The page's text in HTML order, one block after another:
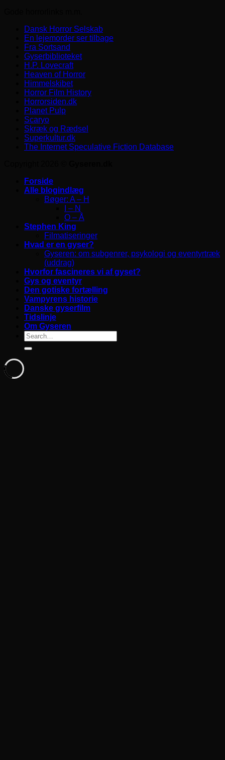
Dansk Horror Selskab
En lejemorder ser tilbage
Fra Sortsand
Gyserbiblioteket
H.P. Lovecraft
Heaven of Horror
Himmelskibet
Horror Film History
Horrorsiden.dk
Planet Pulp
Scaryo
Skræk og Rædsel
Superkultur.dk
The Internet Speculative Fiction Database
Forside
Alle blogindlæg
Bøger: A – H
I – N
O – Å
Stephen King
Filmatiseringer
Hvad er en gyser?
Gyseren: om subgenrer, psykologi og eventyrtræk
(uddrag)
Hvorfor fascineres vi af gyset?
Gys og eventyr
Den gotiske fortælling
Vampyrens historie
Danske gyserfilm
Tidslinje
Om Gyseren